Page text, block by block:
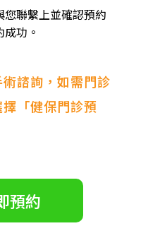
聯繫上並確認預約
功。
術諮詢，如需門診
「健保門診預
預約